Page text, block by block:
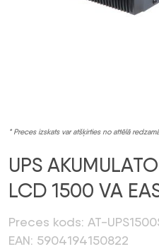
* Preces izskats var atšķirties no attēlā
UPS
LCD 1500 VA
Preces kods: AT-
EAN: 5904194150822